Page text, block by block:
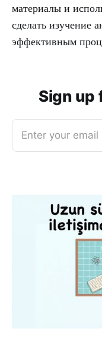
материалы и
сделать изучение
эффективным
Sign up
Enter your email